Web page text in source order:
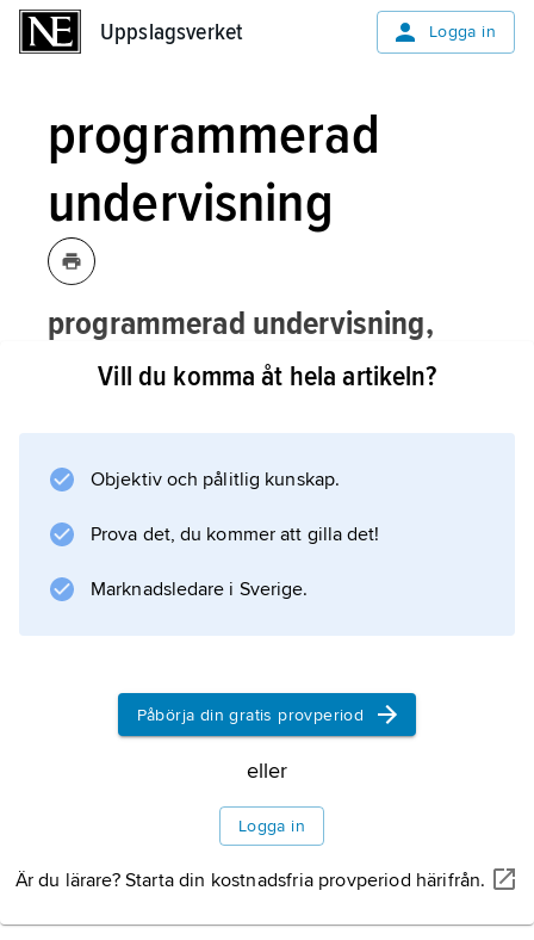
Uppslagsverket Logga in
programmerad
undervisning
programmerad undervisning,
självinstruerande undervisning,
ursprungligen en metod att presentera
automatisk och omedelbar bekräftelse
på om ett svar var rätt eller fel.
Kunskaperna delades upp i små delar och
presenterades med ökande svårighetsgrad.
inga särskilda inlärningseffekter kunde
konstateras vad gällde undervisning utanför
experimentella laboratoriesituationer. Under
1990-talet generaliserades programmerad
undervisning till att få samspelet
Vill du komma åt hela artikeln?
Objektiv och pålitlig kunskap.
Prova det, du kommer att gilla det!
Marknadsledare i Sverige.
Påbörja din gratis provperiod
eller
Logga in
Är du lärare? Starta din kostnadsfria provperiod härifrån.